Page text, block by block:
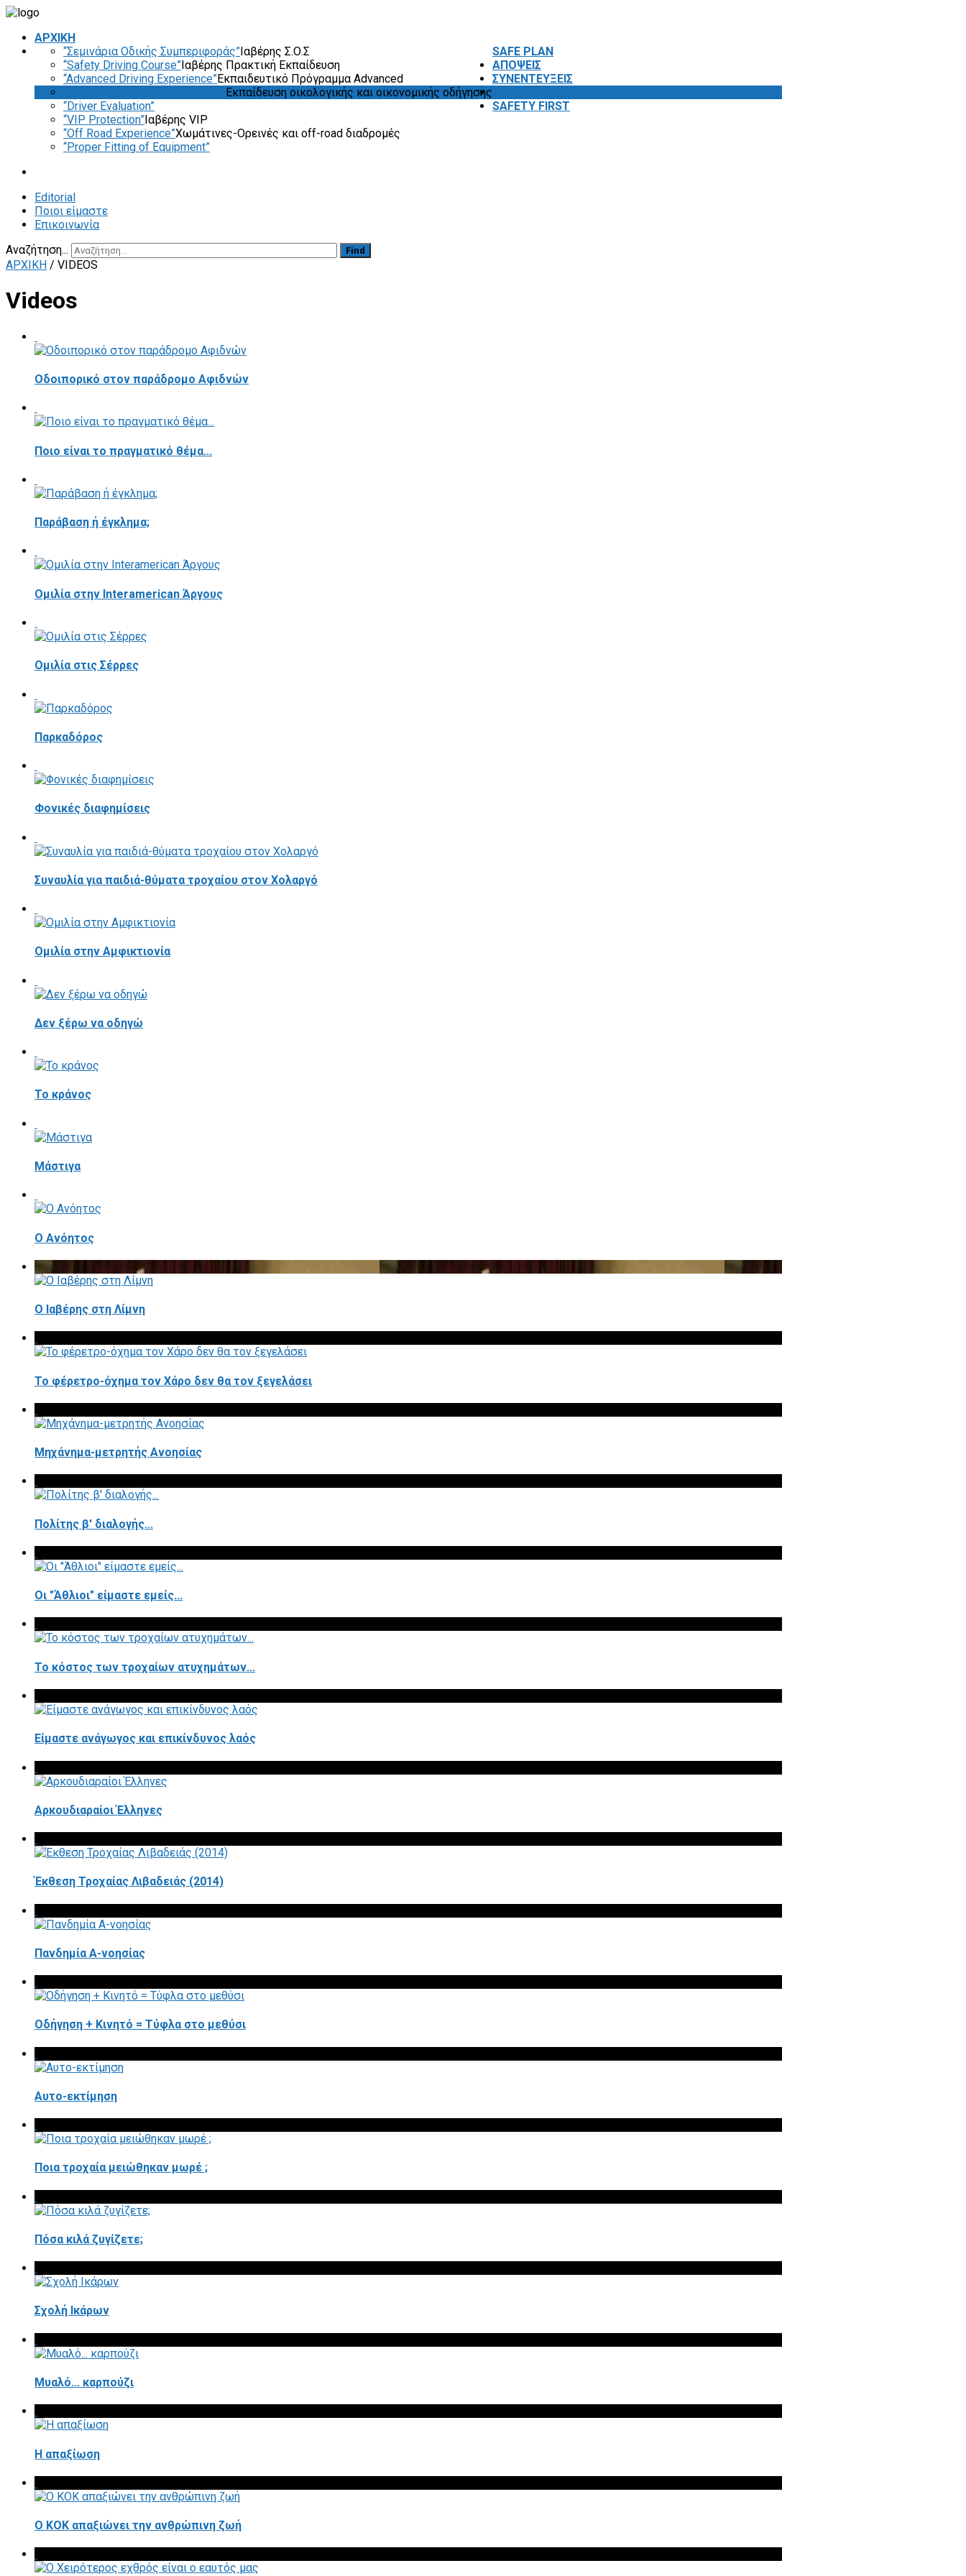
ΑΡΧΙΚΗ
SAFE PLAN
“Σεμινάρια Οδικής Συμπεριφοράς”Ιαβέρης Σ.Ο.Σ
“Safety Driving Course”Ιαβέρης Πρακτική Εκπαίδευση
“Advanced Driving Experience”Εκπαιδευτικό Πρόγραμμα Advanced
Εκπαίδευση οικολογικής και οικονομικής οδήγησης
“Driver Evaluation”
“VIP Protection”Ιαβέρης VIP
“Off Road Experience”Χωμάτινες-Ορεινές και off-road διαδρομές
“Proper Fitting of Equipment”
ΑΠΟΨΕΙΣ
ΣΥΝΕΝΤΕΥΞΕΙΣ
SAFETY FIRST
Editorial
Ποιοι είμαστε
Επικοινωνία
Αναζήτηση...
Find
ΑΡΧΙΚΗ / VIDEOS
Videos
Οδοιπορικό στον παράδρομο Αφιδνών
Ποιο είναι το πραγματικό θέμα...
Παράβαση ή έγκλημα;
Ομιλία στην Interamerican Άργους
Ομιλία στις Σέρρες
Παρκαδόρος
Φονικές διαφημίσεις
Συναυλία για παιδιά-θύματα τροχαίου στον Χολαργό
Ομιλία στην Αμφικτιονία
Δεν ξέρω να οδηγώ
Το κράνος
Mάστιγα
Ο Ανόητος
Ο Ιαβέρης στη Λίμνη
To φέρετρο-όχημα τον Χάρο δεν θα τον ξεγελάσει
Μηχάνημα-μετρητής Ανοησίας
Πολίτης β' διαλογής...
Οι "Άθλιοι" είμαστε εμείς...
Το κόστος των τροχαίων ατυχημάτων...
Είμαστε ανάγωγος και επικίνδυνος λαός
Αρκουδιαραίοι Έλληνες
Έκθεση Τροχαίας Λιβαδειάς (2014)
Πανδημία Α-νοησίας
Οδήγηση + Κινητό = Τύφλα στο μεθύσι
Αυτο-εκτίμηση
Ποια τροχαία μειώθηκαν μωρέ ;
Πόσα κιλά ζυγίζετε;
Σχολή Ικάρων
Μυαλό... καρπούζι
Η απαξίωση
Ο ΚΟΚ απαξιώνει την ανθρώπινη ζωή